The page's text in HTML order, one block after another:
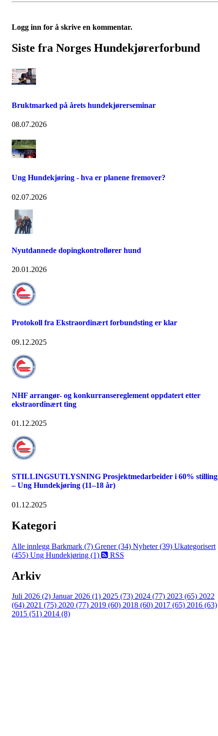
Logg inn for å skrive en kommentar.
Siste fra Norges Hundekjørerforbund
Bruktmarked på årets hundekjørerseminar
08.07.2026
Ung Hundekjøring - hva er planene fremover?
02.07.2026
Nyutdannede dopingkontrollører hund
20.01.2026
Protokoll fra Ekstraordinært forbundsting er klar
09.12.2025
NHF arrangør- og konkurransereglement oppdatert etter
ekstraordinært ting
01.12.2025
STILLINGSUTLYSNING Prosjektmedarbeider i 60% stilling
– Ung Hundekjøring (11–18 år)
01.12.2025
Kategori
Alle innlegg Barkmark (7) Grener (34) Nyheter (39) Ukategorisert
(455) Ung Hundekjøring (1) RSS
Arkiv
Juli 2026 (2) Januar 2026 (1) 2025 (73) 2024 (77) 2023 (65) 2022
(64) 2021 (75) 2020 (77) 2019 (60) 2018 (60) 2017 (65) 2016 (63)
2015 (51) 2014 (8)